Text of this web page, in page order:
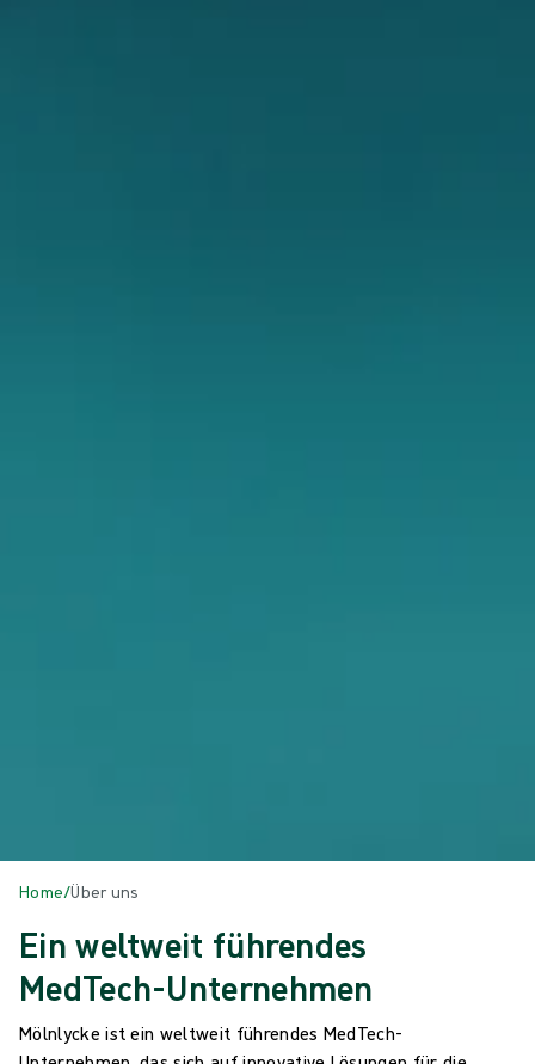
Home/Über uns
Ein weltweit führendes
MedTech-Unternehmen
Mölnlycke ist ein weltweit führendes MedTech-